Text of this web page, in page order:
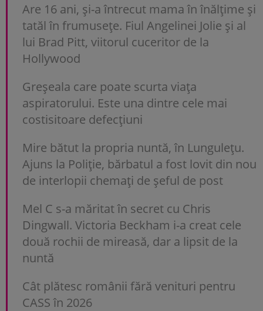
Are 16 ani, și-a întrecut mama în înălțime și
tatăl în frumusețe. Fiul Angelinei Jolie și al
lui Brad Pitt, viitorul cuceritor de la
Hollywood
Greșeala care poate scurta viața
aspiratorului. Este una dintre cele mai
costisitoare defecțiuni
Mire bătut la propria nuntă, în Lungulețu.
Ajuns la Poliție, bărbatul a fost lovit din nou
de interlopii chemați de șeful de post
Mel C s-a măritat în secret cu Chris
Dingwall. Victoria Beckham i-a creat cele
două rochii de mireasă, dar a lipsit de la
nuntă
Cât plătesc românii fără venituri pentru
CASS în 2026